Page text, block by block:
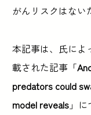
がんリスクはない
本記事は、氏によ
載された記事「
predators could
model reveals 」